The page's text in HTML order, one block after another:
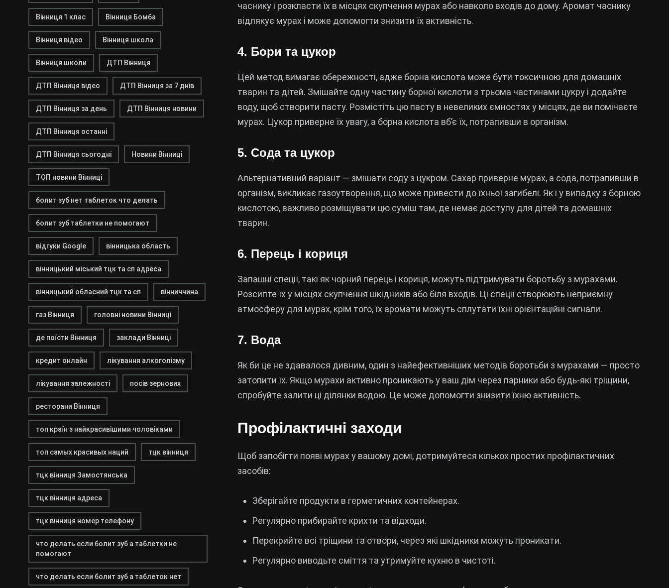
Вінниця 1 клас Вінниця Бомба
Вінниця відео Вінниця школа
Вінниця школи ДТП Вінниця
ДТП Вінниця відео ДТП Вінниця за 7 днів
ДТП Вінниця за день ДТП Вінниця новини
ДТП Вінниця останні
ДТП Вінниця сьогодні Новини Вінниці
ТОП новини Вінниці
болит зуб нет таблеток что делать
болит зуб таблетки не помогают
відгуки Google вінницька область
вінницький міський тцк та сп адреса
вінницький обласний тцк та сп вінниччина
газ Вінниця головні новини Вінниці
де поїсти Вінниця заклади Вінниці
кредит онлайн лікування алкоголізму
лікування залежності посів зернових
ресторани Вінниця
топ країн з найкрасивішими чоловіками
топ самых красивых наций тцк вінниця
тцк вінниця Замостянська
тцк вінниця адреса
тцк вінниця номер телефону
что делать если болит зуб а таблетки не
помогают
что делать если болит зуб а таблеток нет
часнику і розкласти їх в місцях скупчення мурах або навколо входів до дому. Аромат часнику
відлякує мурах і може допомогти знизити їх активність.
4. Бори та цукор
Цей метод вимагає обережності, адже борна кислота може бути токсичною для домашніх
тварин та дітей. Змішайте одну частину борної кислоти з трьома частинами цукру і додайте
воду, щоб створити пасту. Розмістіть цю пасту в невеликих ємностях у місцях, де ви помічаєте
мурах. Цукор приверне їх увагу, а борна кислота вб’є їх, потрапивши в організм.
5. Сода та цукор
Альтернативний варіант — змішати соду з цукром. Сахар приверне мурах, а сода, потрапивши в
організм, викликає газоутворення, що може привести до їхньої загибелі. Як і у випадку з борною
кислотою, важливо розміщувати цю суміш там, де немає доступу для дітей та домашніх
тварин.
6. Перець і кориця
Запашні спеції, такі як чорний перець і кориця, можуть підтримувати боротьбу з мурахами.
Розсипте їх у місцях скупчення шкідників або біля входів. Ці спеції створюють неприємну
атмосферу для мурах, крім того, їх аромати можуть сплутати їхні орієнтаційні сигнали.
7. Вода
Як би це не здавалося дивним, один з найефективніших методів боротьби з мурахами — просто
затопити їх. Якщо мурахи активно проникають у ваш дім через парники або будь-які тріщини,
спробуйте залити ці ділянки водою. Це може допомогти знизити їхню активність.
Профілактичні заходи
Щоб запобігти появі мурах у вашому домі, дотримуйтеся кількох простих профілактичних
засобів:
Зберігайте продукти в герметичних контейнерах.
Регулярно прибирайте крихти та відходи.
Перекрийте всі тріщини та отвори, через які шкідники можуть проникати.
Регулярно виводьте сміття та утримуйте кухню в чистоті.